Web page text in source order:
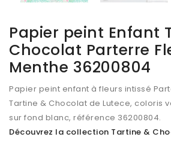
Papier peint Enfant
Chocolat Parterre
Menthe 36200804
Papier peint enfant à fleurs intissé
Tartine & Chocolat de Lutece, coloris
sur fond blanc, référence 36200804.
Découvrez la collection Tartine &